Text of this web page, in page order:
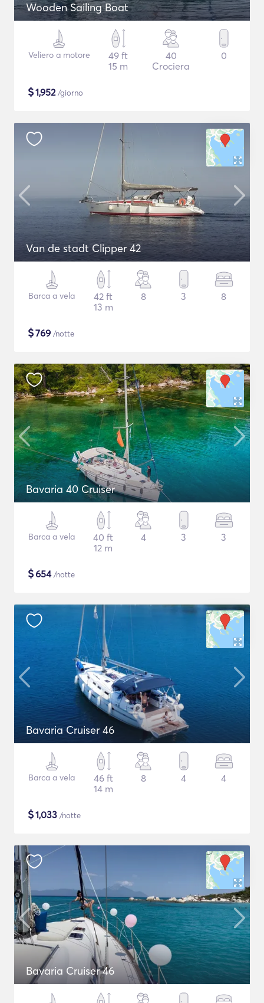
Wooden Sailing Boat
Veliero a motore
49 ft
15 m
40
Crociera
0
$1,952/giorno
Van de stadt Clipper 42
Barca a vela
42 ft
13 m
8 3 8
$769 /notte
Bavaria 40 Cruiser
Barca a vela
40 ft
12 m
4 3 3
$654/notte
Bavaria Cruiser 46
Barca a vela
46 ft
14 m
8 4 4
$1,033 /notte
Bavaria Cruiser 46